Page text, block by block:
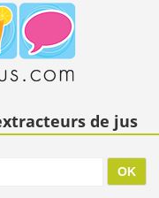
de jus